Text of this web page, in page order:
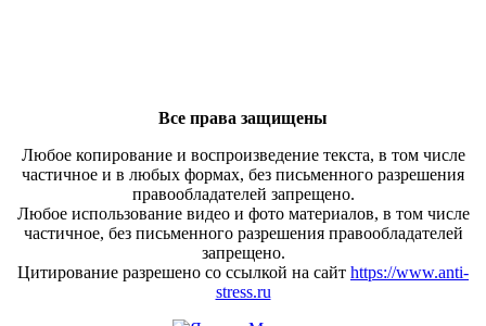
Все права защищены
Любое копирование и воспроизведение текста, в том числе
частичное и в любых формах, без письменного разрешения
правообладателей запрещено.
Любое использование видео и фото материалов, в том числе
частичное, без письменного разрешения правообладателей
запрещено.
Цитирование разрешено со ссылкой на сайт https://www.anti-
stress.ru